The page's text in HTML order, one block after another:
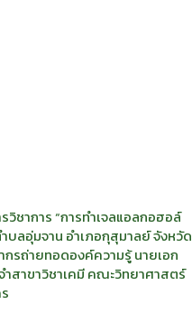
ชาการ “การทำเจลแอลกอฮอล์
บลอุ่มจาน อำเภอกุสุมาลย์ จังหวัด
กรถ่ายทอดองค์ความรู้ นายเอก
สาขาวิชาเคมี คณะวิทยาศาสตร์